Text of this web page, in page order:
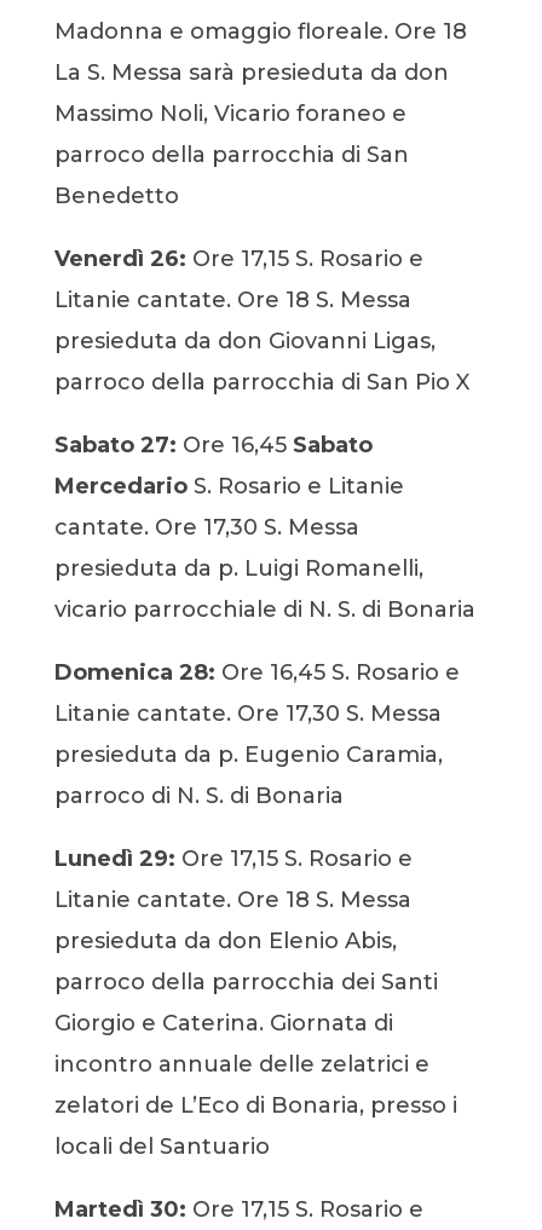
Madonna e omaggio floreale. Ore 18
La S. Messa sarà presieduta da don
Massimo Noli, Vicario foraneo e
parroco della parrocchia di San
Benedetto
Venerdì 26: Ore 17,15 S. Rosario e
Litanie cantate. Ore 18 S. Messa
presieduta da don Giovanni Ligas,
parroco della parrocchia di San Pio X
Sabato 27: Ore 16,45 Sabato
Mercedario S. Rosario e Litanie
cantate. Ore 17,30 S. Messa
presieduta da p. Luigi Romanelli,
vicario parrocchiale di N. S. di Bonaria
Domenica 28: Ore 16,45 S. Rosario e
Litanie cantate. Ore 17,30 S. Messa
presieduta da p. Eugenio Caramia,
parroco di N. S. di Bonaria
Lunedì 29: Ore 17,15 S. Rosario e
Litanie cantate. Ore 18 S. Messa
presieduta da don Elenio Abis,
parroco della parrocchia dei Santi
Giorgio e Caterina. Giornata di
incontro annuale delle zelatrici e
zelatori de L’Eco di Bonaria, presso i
locali del Santuario
Martedì 30: Ore 17,15 S. Rosario e